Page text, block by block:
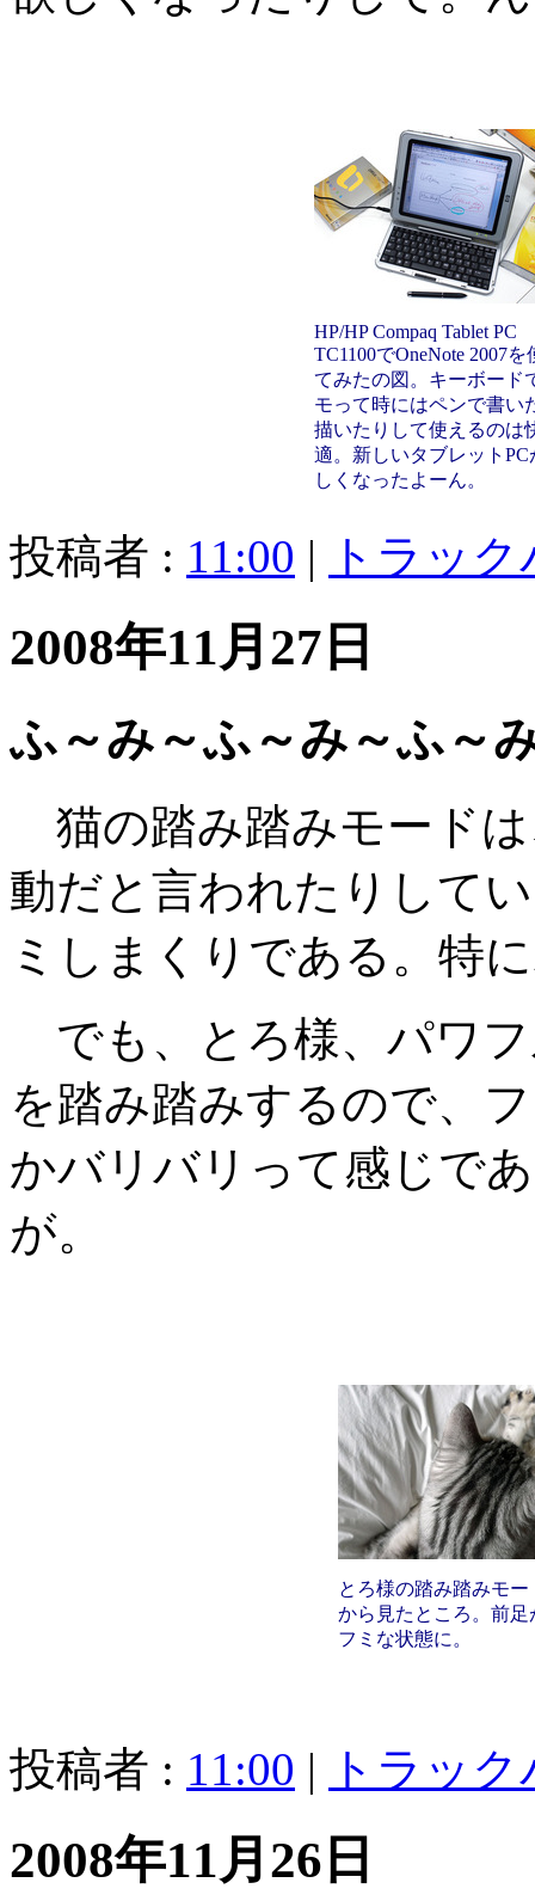
HP/HP Compaq Tablet PC
TC1100でOneNote 2007を
てみたの図。キーボード
モって時にはペンで書い
描いたりして使えるのは
適。新しいタブレットPC
しくなったよーん。
投稿者 : 11:00 | トラッ
2008年11月27日
ふ～み～ふ～み～ふ～
猫の踏み踏みモード
動だと言われたりして
ミしまくりである。特
でも、とろ様、パワ
を踏み踏みするので、
かバリバリって感じで
が。
とろ様の踏み踏みモー
から見たところ。前足
フミな状態に。
投稿者 : 11:00 | トラッ
2008年11月26日